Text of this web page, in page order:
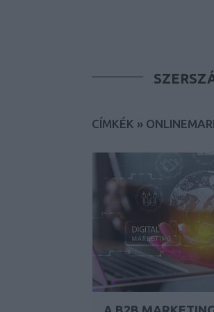
CÍMKÉK »